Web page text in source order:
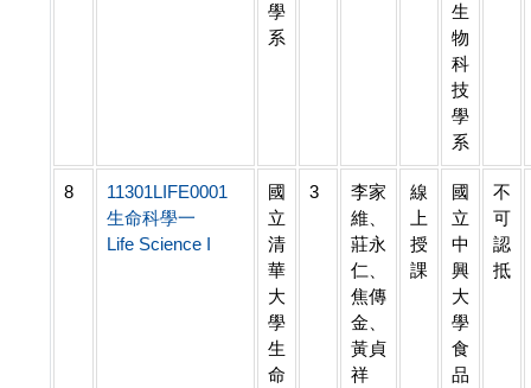
學
系
生
物
科
技
學
系
8
11301LIFE0001
生命科學一
Life Science I
國
立
清
華
大
學
生
命
3
李家
維、
莊永
仁、
焦傳
金、
黃貞
祥
線
上
授
課
國
立
中
興
大
學
食
品
不
可
認
抵